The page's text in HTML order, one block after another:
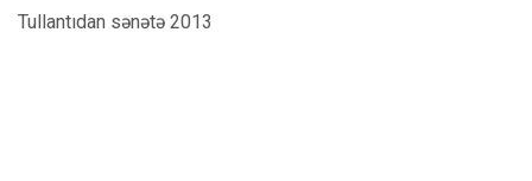
Tullantıdan sənətə 2013